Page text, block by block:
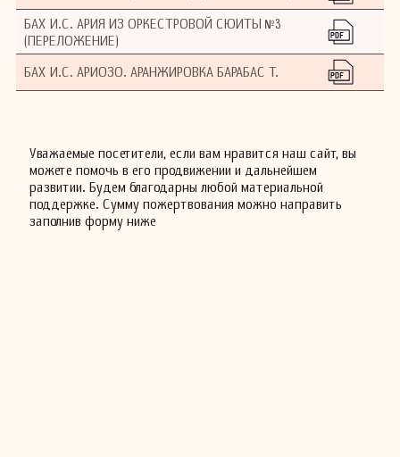
БАХ И.С. АРИЯ ИЗ ОРКЕСТРОВОЙ СЮИТЫ №3
(ПЕРЕЛОЖЕНИЕ)
БАХ И.С. АРИОЗО. АРАНЖИРОВКА БАРАБАС Т.
Уважаемые посетители, если вам нравится наш сайт, вы
можете помочь в его продвижении и дальнейшем
развитии. Будем благодарны любой материальной
поддержке. Сумму пожертвования можно направить
заполнив форму ниже